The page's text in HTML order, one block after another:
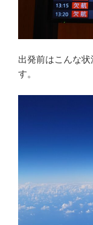
出発前はこんな
す。